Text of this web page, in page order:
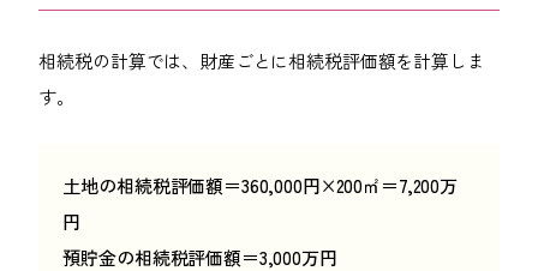
相続税の計算では、財産ごとに相続税評価額を計算しま
す。
土地の相続税評価額＝360,000円×200㎡＝7,200万
円
預貯金の相続税評価額＝3,000万円